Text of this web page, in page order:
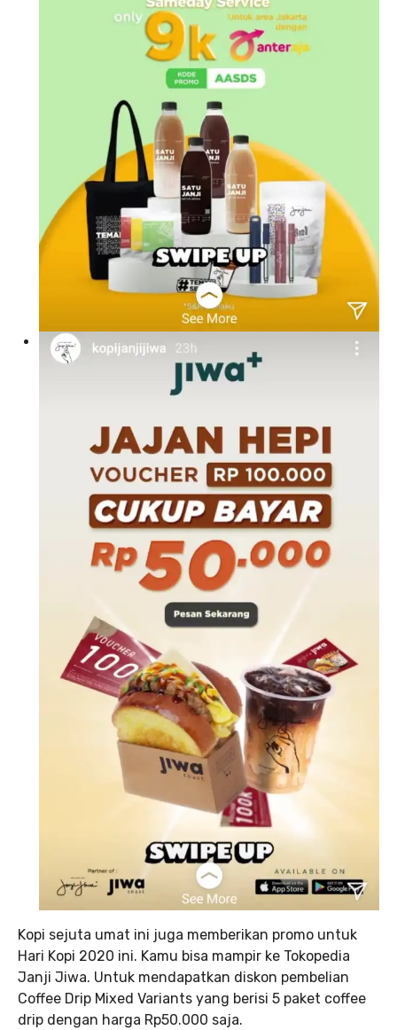
Kopi sejuta umat ini juga memberikan promo untuk
Hari Kopi 2020 ini. Kamu bisa mampir ke Tokopedia
Janji Jiwa. Untuk mendapatkan diskon pembelian
Coffee Drip Mixed Variants yang berisi 5 paket coffee
drip dengan harga Rp50.000 saja.